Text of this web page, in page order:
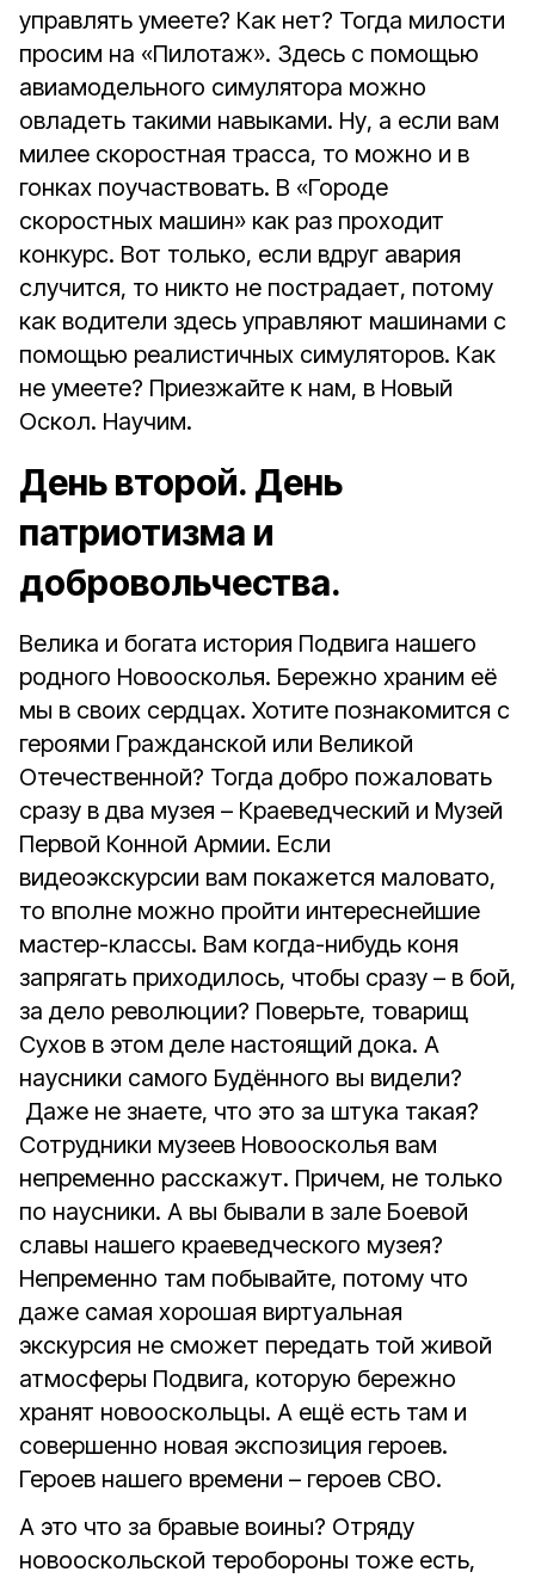
управлять умеете? Как нет? Тогда милости
просим на «Пилотаж». Здесь с помощью
авиамодельного симулятора можно
овладеть такими навыками. Ну, а если вам
милее скоростная трасса, то можно и в
гонках поучаствовать. В «Городе
скоростных машин» как раз проходит
конкурс. Вот только, если вдруг авария
случится, то никто не пострадает, потому
как водители здесь управляют машинами с
помощью реалистичных симуляторов. Как
не умеете? Приезжайте к нам, в Новый
Оскол. Научим.
День второй. День
патриотизма и
добровольчества.
Велика и богата история Подвига нашего
родного Новоосколья. Бережно храним её
мы в своих сердцах. Хотите познакомится с
героями Гражданской или Великой
Отечественной? Тогда добро пожаловать
сразу в два музея – Краеведческий и Музей
Первой Конной Армии. Если
видеоэкскурсии вам покажется маловато,
то вполне можно пройти интереснейшие
мастер-классы. Вам когда-нибудь коня
запрягать приходилось, чтобы сразу – в бой,
за дело революции? Поверьте, товарищ
Сухов в этом деле настоящий дока. А
наусники самого Будённого вы видели?
Даже не знаете, что это за штука такая?
Сотрудники музеев Новоосколья вам
непременно расскажут. Причем, не только
по наусники. А вы бывали в зале Боевой
славы нашего краеведческого музея?
Непременно там побывайте, потому что
даже самая хорошая виртуальная
экскурсия не сможет передать той живой
атмосферы Подвига, которую бережно
хранят новооскольцы. А ещё есть там и
совершенно новая экспозиция героев.
Героев нашего времени – героев СВО.
А это что за бравые воины? Отряду
новооскольской теробороны тоже есть,